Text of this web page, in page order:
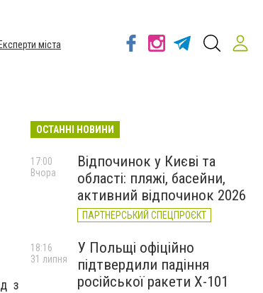
Експерти міста
з
ОСТАННІ НОВИНИ
Відпочинок у Києві та
області: пляжі, басейни,
активний відпочинок 2026
ПАРТНЕРСЬКИЙ СПЕЦПРОЄКТ
17:00
Вчора
У Польщі офіційно
підтвердили падіння
російської ракети Х-101
18:16
31 липня